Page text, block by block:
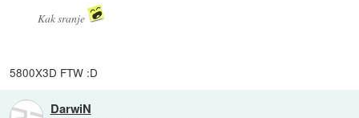
Kak sranje
5800X3D FTW :D
DarwiN